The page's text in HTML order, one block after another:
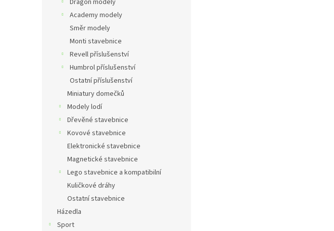
Dragon modely
Academy modely
Směr modely
Monti stavebnice
Revell příslušenství
Humbrol příslušenství
Ostatní příslušenství
Miniatury domečků
Modely lodí
Dřevěné stavebnice
Kovové stavebnice
Elektronické stavebnice
Magnetické stavebnice
Lego stavebnice a kompatibilní
Kuličkové dráhy
Ostatní stavebnice
Házedla
Sport